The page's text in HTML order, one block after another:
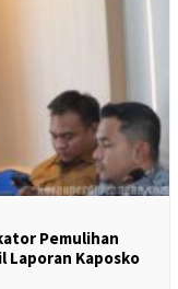
Pemulihan
Laporan Kaposko